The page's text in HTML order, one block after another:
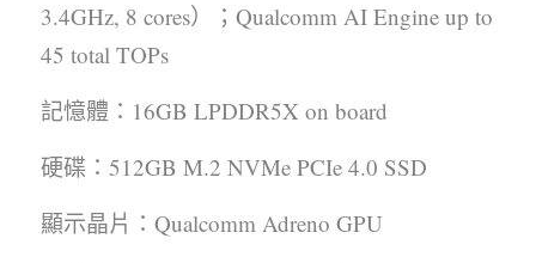
3.4GHz, 8 cores）；Qualcomm AI Engine up to
45 total TOPs
記憶體：16GB LPDDR5X on board
硬碟：512GB M.2 NVMe PCIe 4.0 SSD
顯示晶片：Qualcomm Adreno GPU